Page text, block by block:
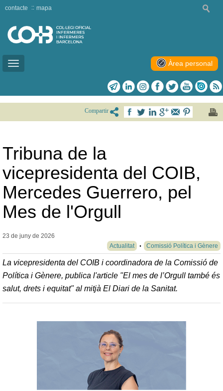
Toggle
contacte mapa
Àrea personal
Compartir
Tribuna de la
vicepresidenta del COIB,
Mercedes Guerrero, pel
Mes de l'Orgull
23 de juny de 2026
Actualitat
Comissió Política i Gènere
La vicepresidenta del COIB i coordinadora de la Comissió de
Política i Gènere, publica l'article "El mes de l’Orgull també és
salut, drets i equitat" al mitjà El Diari de la Sanitat.